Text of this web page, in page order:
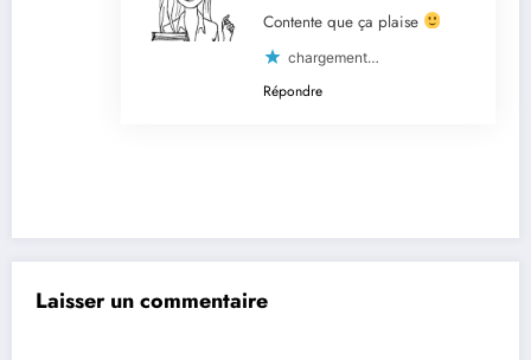
Contente que ça plaise
chargement…
Répondre
Laisser un commentaire